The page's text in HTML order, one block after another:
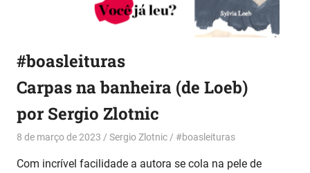
#boasleituras
Carpas na banheira (de Loeb)
por Sergio Zlotnic
8 de março de 2023 Sergio Zlotnic #boasleituras
Com incrível facilidade a autora se cola na pele de